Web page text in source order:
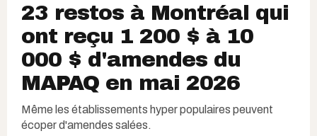
23 restos à Montréal qui
ont reçu 1 200 $ à 10
000 $ d'amendes du
MAPAQ en mai 2026
Même les établissements hyper populaires peuvent
écoper d'amendes salées.